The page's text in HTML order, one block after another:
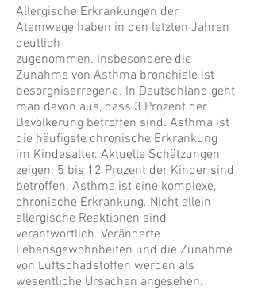
Allergische Erkrankungen der
Atemwege haben in den letzten Jahren
deutlich
zugenommen. Insbesondere die
Zunahme von Asthma bronchiale ist
besorgniserregend. In Deutschland geht
man davon aus, dass 3 Prozent der
Bevölkerung betroffen sind. Asthma ist
die häufigste chronische Erkrankung
im Kindesalter. Aktuelle Schätzungen
zeigen: 5 bis 12 Prozent der Kinder sind
betroffen. Asthma ist eine komplexe,
chronische Erkrankung. Nicht allein
allergische Reaktionen sind
verantwortlich. Veränderte
Lebensgewohnheiten und die Zunahme
von Luftschadstoffen werden als
wesentliche Ursachen angesehen.